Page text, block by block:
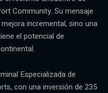
Community. Su mensaje
incremental, sino una
el potencial de
Especializada de
con una inversión de 235